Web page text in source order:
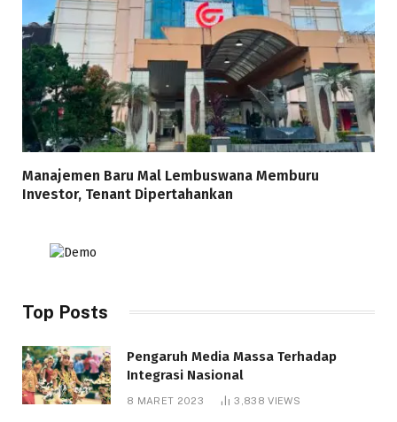
Manajemen Baru Mal Lembuswana Memburu
Investor, Tenant Dipertahankan
Top Posts
Pengaruh Media Massa Terhadap
Integrasi Nasional
8 MARET 2023 3,838VIEWS